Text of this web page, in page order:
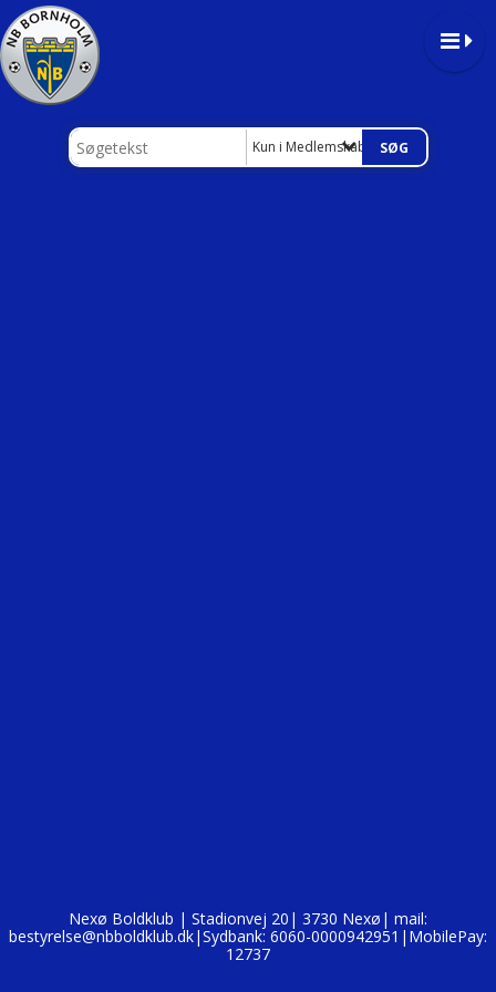
Kun i Medlemskab / Kontingent
Nexø Boldklub | Stadionvej 20| 3730 Nexø| mail:
bestyrelse@nbboldklub.dk|Sydbank: 6060-0000942951|MobilePay:
12737